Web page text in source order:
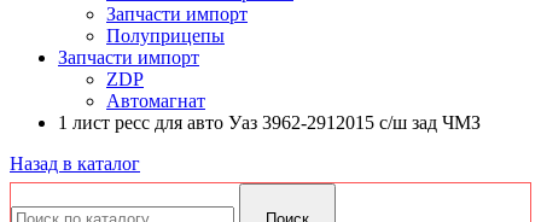
Запчасти импорт
Полуприцепы
Запчасти импорт
ZDP
Автомагнат
1 лист ресс для авто Уаз 3962-2912015 с/ш зад ЧМЗ
Назад в каталог